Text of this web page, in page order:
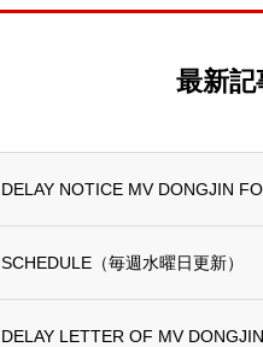
最新記
DELAY NOTICE MV DONGJIN
SCHEDULE（毎週水曜日更新）
DELAY LETTER OF MV